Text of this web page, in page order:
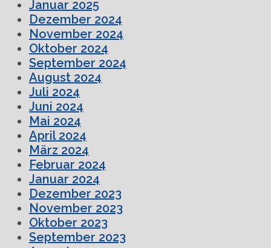
Januar 2025
Dezember 2024
November 2024
Oktober 2024
September 2024
August 2024
Juli 2024
Juni 2024
Mai 2024
April 2024
März 2024
Februar 2024
Januar 2024
Dezember 2023
November 2023
Oktober 2023
September 2023